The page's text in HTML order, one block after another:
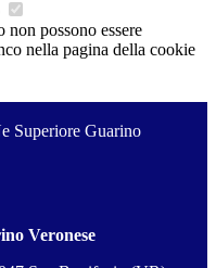
possono essere
nella pagina della cookie
Superiore Guarino
Veronese